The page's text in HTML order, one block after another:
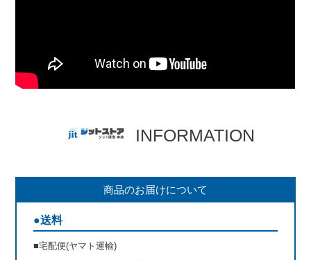
INFORMATION
商品のお届けについて
●送料
■宅配便(ヤマト運輸)